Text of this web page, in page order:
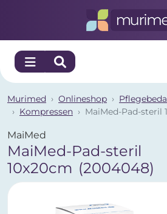
Murimed Onlineshop
Kompressen
MaiMed-Pad-steril
MaiMed
MaiMed-Pad-steril
10x20cm (2004048)